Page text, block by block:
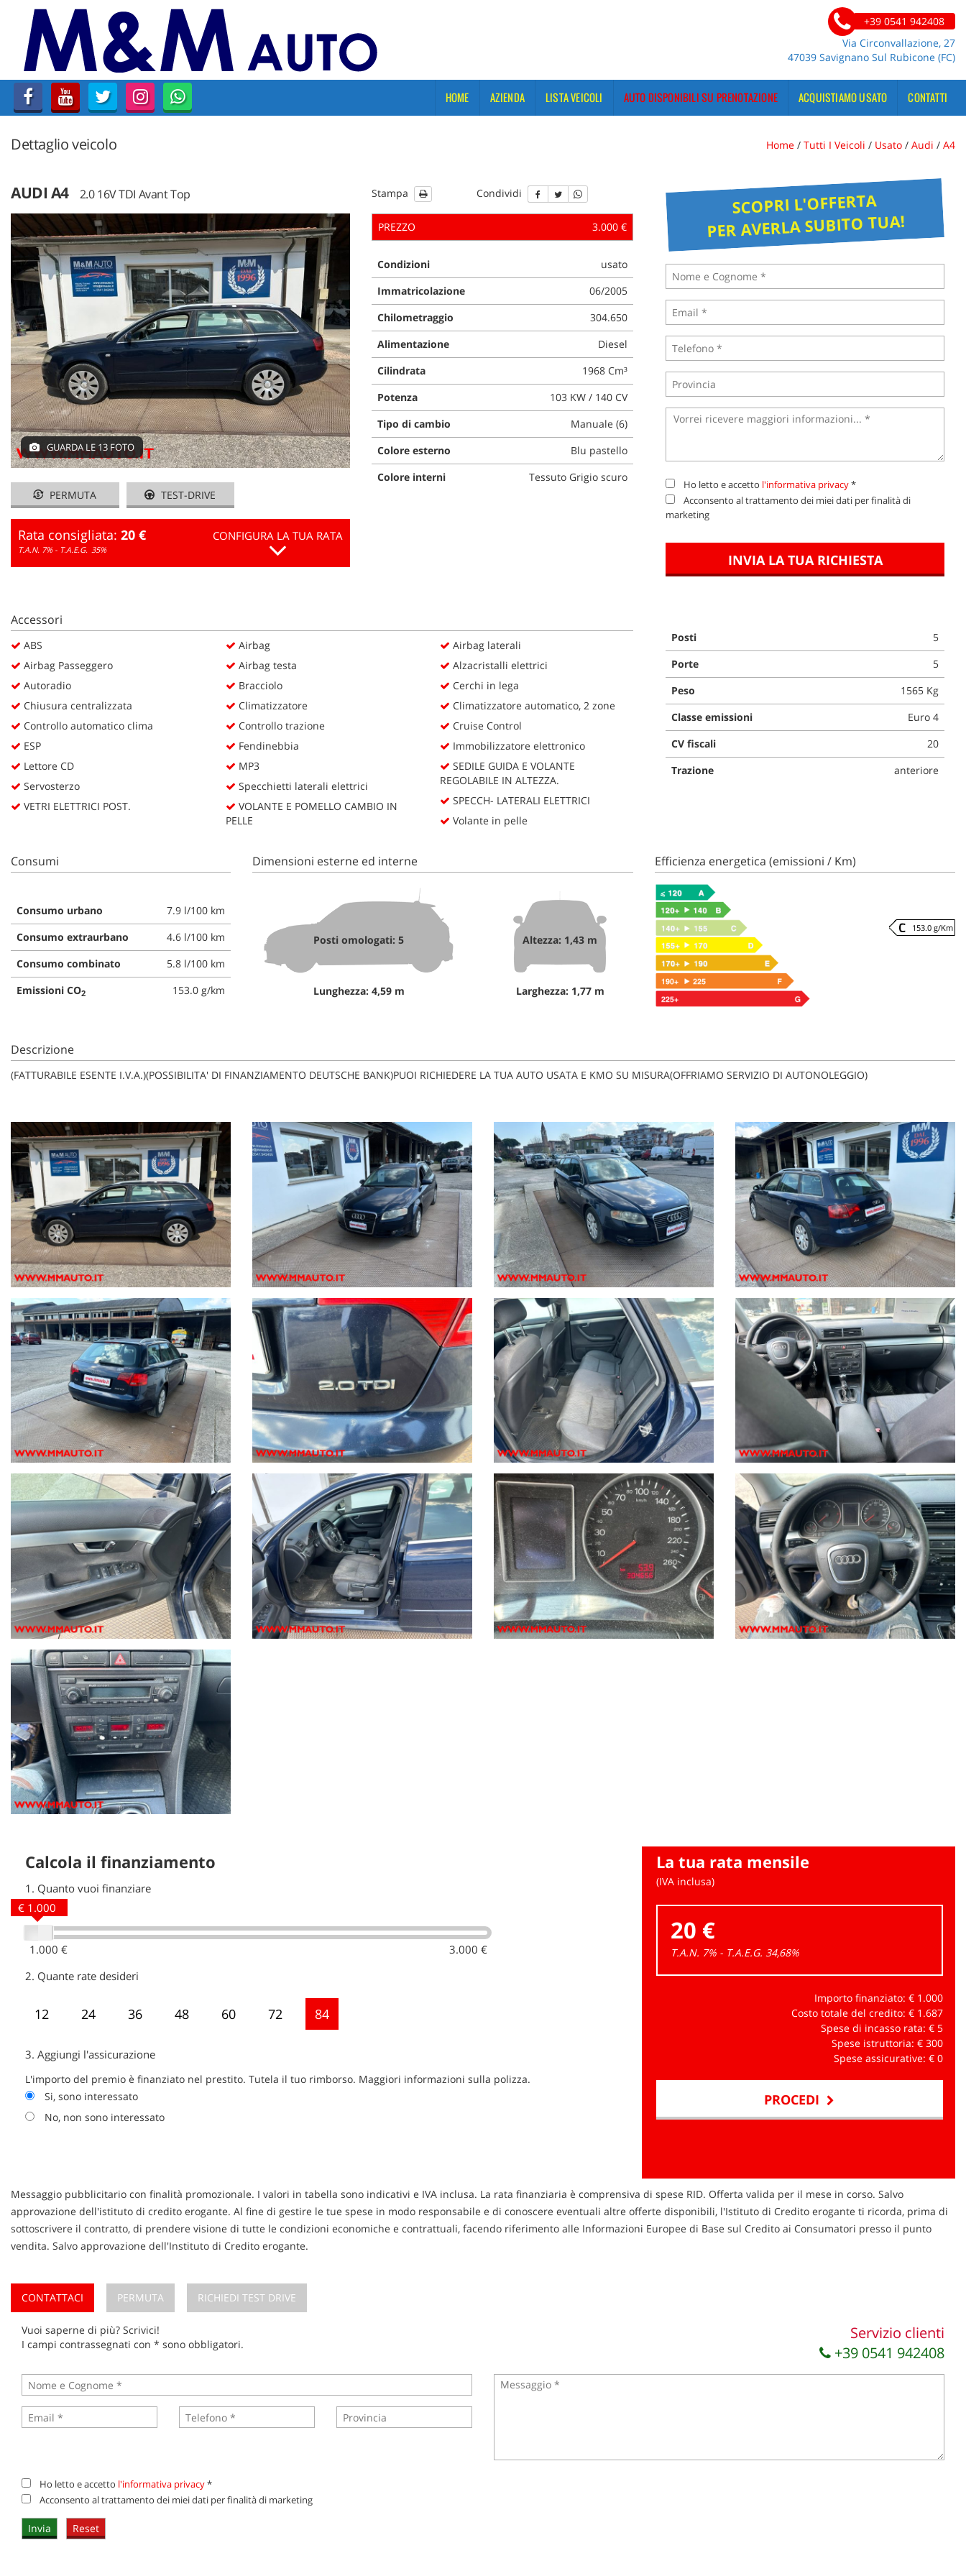
HOME
AZIENDA
LISTA VEICOLI
AUTO DISPONIBILI SU
ACQUISTIAMO USATO
CONTATTI
+39 0541 942408
Via Circonvallazione, 27
47039 Savignano Sul Rubicone (FC)
HOME AZIENDA LISTA VEICOLI AUTO DISPONIBILI SU PRENOTAZIONE ACQUISTIAMO USATO CONTATTI
Dettaglio veicolo Home / Tutti I Veicoli / Usato / Audi / A4
AUDI A4 2.0 16V TDI Avant Top Stampa Condividi
GUARDA LE 13 FOTO
PERMUTA TEST-DRIVE
Rata consigliata: 20 €
T.A.N. 7% - T.A.E.G. 35%
CONFIGURA LA TUA RATA
PREZZO 3.000 €
Condizioni
usato
Immatricolazione
06/2005
Chilometraggio
304.650
Alimentazione
Diesel
Cilindrata
1968 Cm³
Potenza
103 KW / 140 CV
Tipo di cambio
Manuale (6)
Colore esterno
Blu pastello
Colore interni
Tessuto Grigio scuro
SCOPRI L'OFFERTA
PER AVERLA SUBITO TUA!
Ho letto e accetto l'informativa privacy*
Acconsento al trattamento dei miei dati per finalità di
marketing
INVIA LA TUA RICHIESTA
Accessori
ABS
Airbag Passeggero
Autoradio
Chiusura centralizzata
Controllo automatico clima
ESP
Lettore CD
Servosterzo
VETRI ELETTRICI POST.
Airbag
Airbag testa
Bracciolo
Climatizzatore
Controllo trazione
Fendinebbia
MP3
Specchietti laterali elettrici
VOLANTE E POMELLO CAMBIO IN
PELLE
Airbag laterali
Alzacristalli elettrici
Cerchi in lega
Climatizzatore automatico, 2 zone
Cruise Control
Immobilizzatore elettronico
SEDILE GUIDA E VOLANTE
REGOLABILE IN ALTEZZA.
SPECCH- LATERALI ELETTRICI
Volante in pelle
Posti
5
Porte
5
Peso
1565 Kg
Classe emissioni
Euro 4
CV fiscali
20
Trazione
anteriore
Consumi
Consumo urbano
7.9 l/100 km
Consumo extraurbano
4.6 l/100 km
Consumo combinato
5.8 l/100 km
Emissioni CO2 153.0 g/km
Dimensioni esterne ed interne
Posti omologati: 5
Lunghezza: 4,59 m
Altezza: 1,43 m
Larghezza: 1,77 m
Efficienza energetica (emissioni / Km)
153.0 g/Km
Descrizione
(FATTURABILE ESENTE I.V.A.)(POSSIBILITA' DI FINANZIAMENTO DEUTSCHE BANK)PUOI RICHIEDERE LA TUA AUTO USATA E KMO SU MISURA(OFFRIAMO SERVIZIO DI AUTONOLEGGIO)
Calcola il finanziamento
1. Quanto vuoi finanziare
1.000 € 3.000 €
€ 1.000
2. Quante rate desideri
12 24 36 48 60 72 84
3. Aggiungi l'assicurazione
L'importo del premio è finanziato nel prestito. Tutela il tuo rimborso. Maggiori informazioni sulla polizza.
Si, sono interessato
No, non sono interessato
La tua rata mensile
(IVA inclusa)
20 €
T.A.N. 7% - T.A.E.G. 34,68%
Importo finanziato: € 1.000
Costo totale del credito: € 1.687
Spese di incasso rata: € 5
Spese istruttoria: € 300
Spese assicurative: € 0
PROCEDI
Messaggio pubblicitario con finalità promozionale. I valori in tabella sono indicativi e IVA inclusa. La rata finanziaria è comprensiva di spese RID. Offerta valida per il mese in corso. Salvo
approvazione dell'istituto di credito erogante. Al fine di gestire le tue spese in modo responsabile e di conoscere eventuali altre offerte disponibili, l'Istituto di Credito erogante ti ricorda, prima di
sottoscrivere il contratto, di prendere visione di tutte le condizioni economiche e contrattuali, facendo riferimento alle Informazioni Europee di Base sul Credito ai Consumatori presso il punto
vendita. Salvo approvazione dell'Instituto di Credito erogante.
CONTATTACI PERMUTA RICHIEDI TEST DRIVE
Vuoi saperne di più? Scrivici!
I campi contrassegnati con * sono obbligatori.
Servizio clienti
+39 0541 942408
Ho letto e accetto l'informativa privacy*
Acconsento al trattamento dei miei dati per finalità di marketing